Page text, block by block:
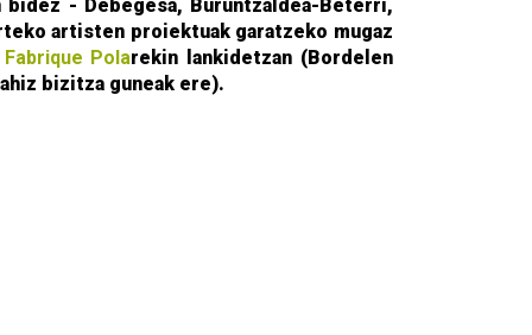
bidez - Debegesa, Buruntzaldea-Beterri,
artisten proiektuak garatzeko mugaz
Fabrique Polarekin lankidetzan (Bordelen
bizitza guneak ere).